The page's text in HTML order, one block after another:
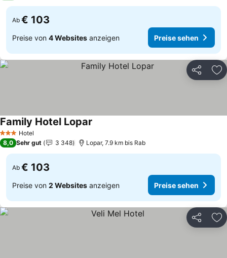
Ab € 103
Preise von 4 Websites anzeigen Preise sehen
Teilen
3 SterneHotel
Family Hotel Lopar
8,0 Sehr gut 3 348 Lopar, 7.9 km bis Rab
Ab € 103
Preise von 2 Websites anzeigen Preise sehen
Teilen